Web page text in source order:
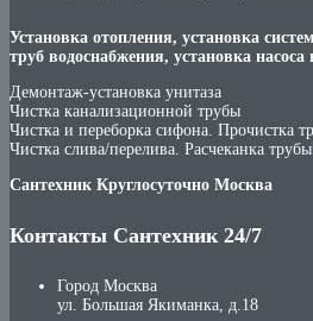
Установка отопления, установка
труб водоснабжения, установка насоса
Демонтаж-установка унитаза
Чистка канализационной трубы
Чистка и переборка сифона. Прочистка
Чистка слива/перелива. Расчеканка трубы
Сантехник Круглосуточно Москва
Контакты Сантехник 24/7
Город Москва
ул. Большая Якиманка, д.18